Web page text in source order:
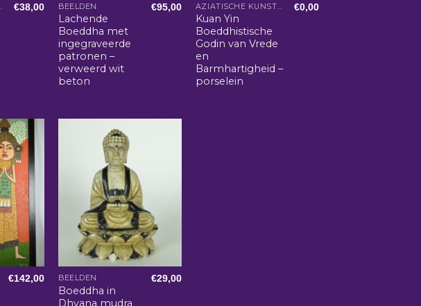
€38,00 BEELDEN
Lachende
Boeddha met
ingegraveerde
patronen –
verweerd wit
beton
€95,00
Kuan Yin
Boeddhistische
Godin van Vrede
en
Barmhartigheid –
porselein
€0,00
€142,00 BEELDEN
Boeddha in
Dhyana mudra
€29,00